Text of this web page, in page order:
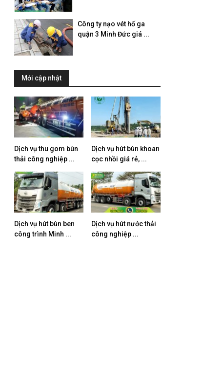
Công ty nạo vét hố ga
quận 3 Minh Đức giá ...
Mới cập nhật
Dịch vụ thu gom bùn
thải công nghiệp ...
Dịch vụ hút bùn khoan
cọc nhồi giá rẻ, ...
Dịch vụ hút bùn ben
công trình Minh ...
Dịch vụ hút nước thải
công nghiệp ...